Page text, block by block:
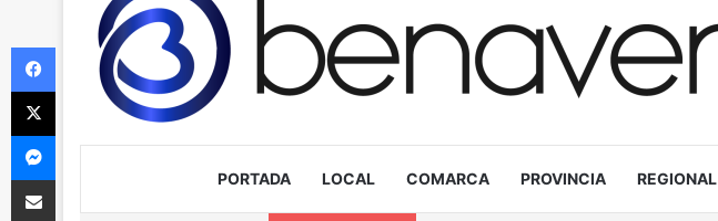
PORTADA LOCAL COMARCA PROVINCIA REGIONAL
Facebook
X
Messenger
Compartir via Email